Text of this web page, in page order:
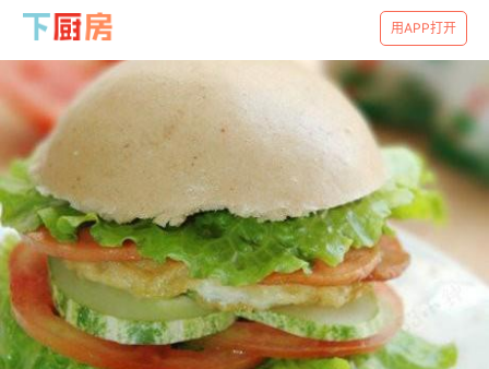
用APP打开